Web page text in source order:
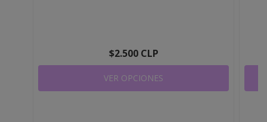
$2.500 CLP
VER OPCIONES